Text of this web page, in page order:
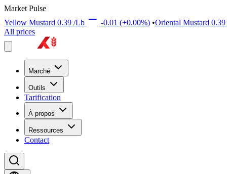
Market Pulse
Yellow Mustard 0.39 /Lb -0.01 (+0.00%) •Oriental Mustard 0.39
All prices
Marché
Outils
Tarification
À propos
Ressources
Contact